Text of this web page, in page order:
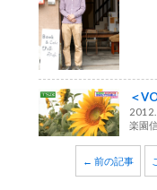
＜
楽園
← 前の記事